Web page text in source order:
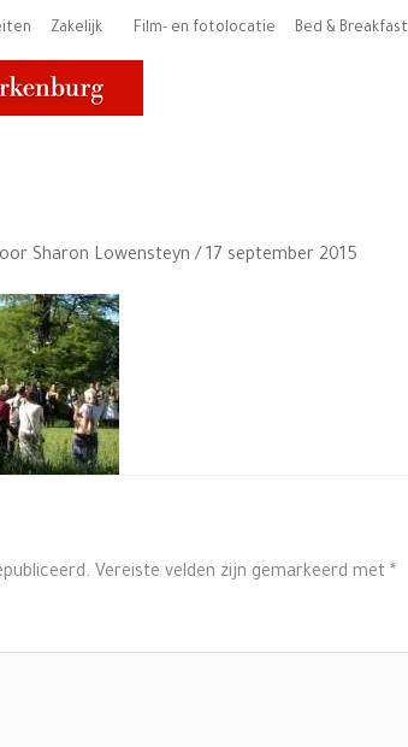
Zakelijk Film- en fotolocatie Bed & Breakfast
Sharon Lowensteyn / 17 september 2015
Vereiste velden zijn gemarkeerd met *